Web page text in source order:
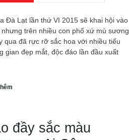
Đà Lạt lần thứ VI 2015 sẽ khai hội vào
nhưng trên nhiều con phố xứ mù sương
qua đã rực rỡ sắc hoa với nhiều tiểu
gian đẹp mắt, độc đáo lần đầu xuất
đầy sắc màu